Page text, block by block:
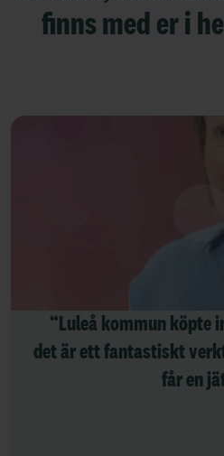
finns med er i
“Luleå kommun köpte
det är ett fantastiskt
får en